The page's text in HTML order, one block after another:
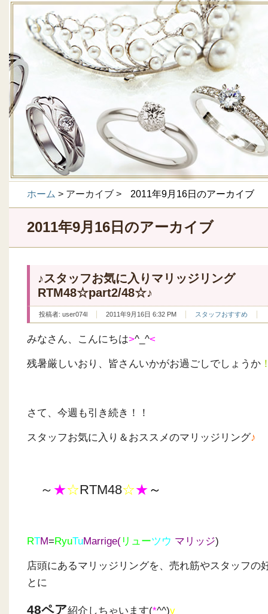
ホーム > アーカイブ > 2011年9月16日のアーカイブ
2011年9月16日のアーカイブ
♪スタッフお気に入りマリッジリング
RTM48☆part2/48☆♪
投稿者: user074l 2011年9月16日 6:32 PM スタッフおすすめ
みなさん、こんにちは>^_^<
残暑厳しいおり、皆さんいかがお過ごしでしょうか
さて、今週も引き続き！！
スタッフお気に入り＆おススメのマリッジリング♪
～ ★☆RTM48☆★ ～
RTM= RyuTuMarrige( リューツウ マリッジ)
店頭にあるマリッジリングを、売れ筋やスタッフの
とに
48ペア紹介しちゃいます(*^^)v